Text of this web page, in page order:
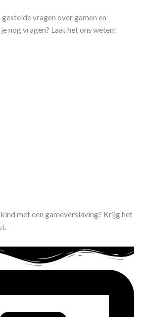
vragen over gamen en
nog vragen? Laat het ons weten!
met een gameverslaving? Krijg het